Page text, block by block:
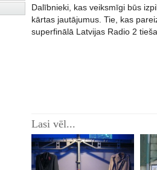
Dalībnieki, kas veiksmīgi būs
kārtas jautājumus. Tie, kas
superfinālā Latvijas Radio 2
Lasi vēl...